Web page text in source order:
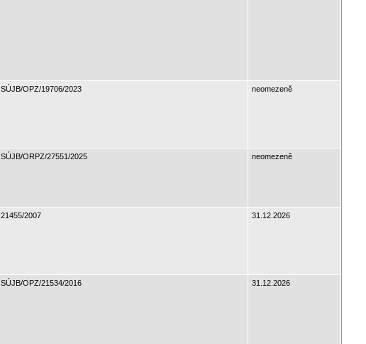
SÚJB/OPZ/19706/2023 neomezeně
SÚJB/ORPZ/27551/2025 neomezeně
21455/2007 31.12.2026
SÚJB/OPZ/21534/2016 31.12.2026